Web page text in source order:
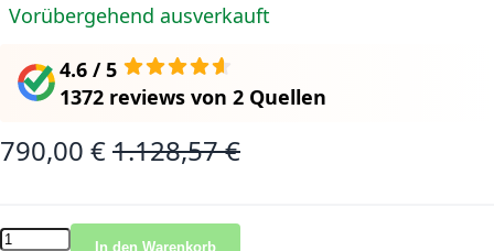
Vorübergehend ausverkauft
4.6 / 5
1372 reviews von 2 Quellen
Sonderangebot
790,00 € Normalpreis
1.128,57 €
In den Warenkorb